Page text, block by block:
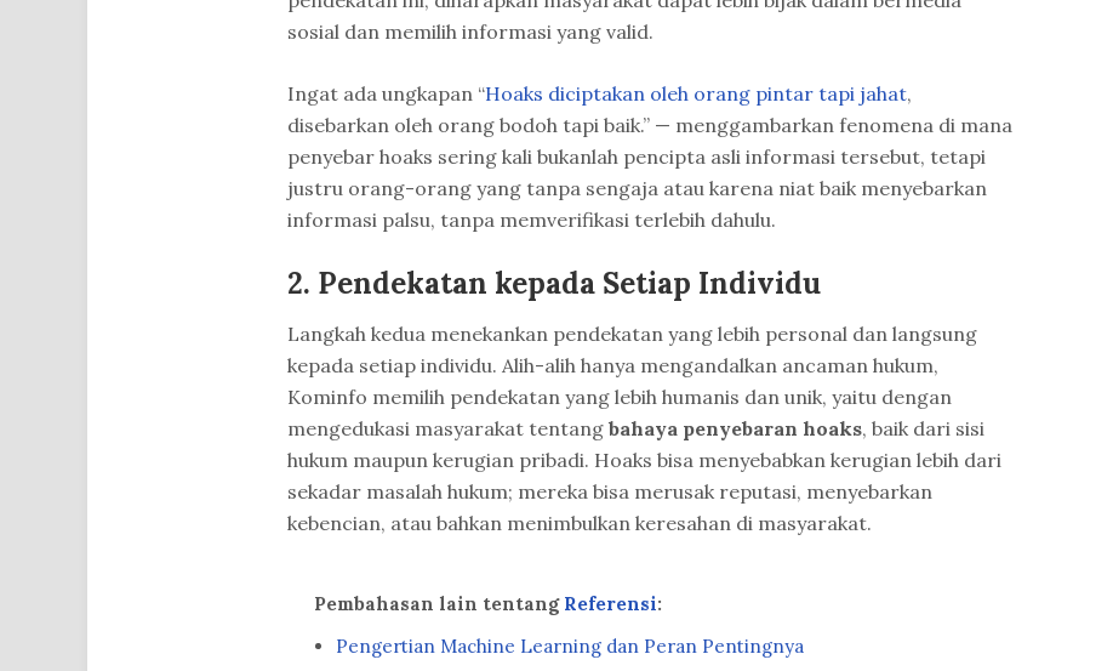
sosial dan memilih informasi yang valid.
Ingat ada ungkapan “Hoaks diciptakan oleh orang pintar tapi jahat,
disebarkan oleh orang bodoh tapi baik.” — menggambarkan fenomena di mana
penyebar hoaks sering kali bukanlah pencipta asli informasi tersebut, tetapi
justru orang-orang yang tanpa sengaja atau karena niat baik menyebarkan
informasi palsu, tanpa memverifikasi terlebih dahulu.
2. Pendekatan kepada Setiap Individu
Langkah kedua menekankan pendekatan yang lebih personal dan langsung
kepada setiap individu. Alih-alih hanya mengandalkan ancaman hukum,
Kominfo memilih pendekatan yang lebih humanis dan unik, yaitu dengan
mengedukasi masyarakat tentang bahaya penyebaran hoaks, baik dari sisi
hukum maupun kerugian pribadi. Hoaks bisa menyebabkan kerugian lebih dari
sekadar masalah hukum; mereka bisa merusak reputasi, menyebarkan
kebencian, atau bahkan menimbulkan keresahan di masyarakat.
Pembahasan lain tentang Referensi:
Pengertian Machine Learning dan Peran Pentingnya